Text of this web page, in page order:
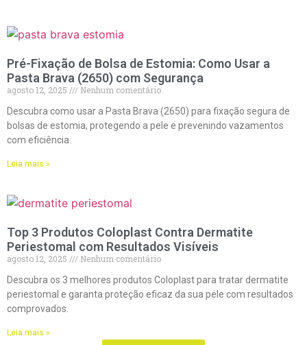
Pré-Fixação de Bolsa de Estomia: Como Usar a
Pasta Brava (2650) com Segurança
agosto 12, 2025
Nenhum comentário
Descubra como usar a Pasta Brava (2650) para fixação segura de
bolsas de estomia, protegendo a pele e prevenindo vazamentos
com eficiência.
Leia mais »
Top 3 Produtos Coloplast Contra Dermatite
Periestomal com Resultados Visíveis
agosto 12, 2025
Nenhum comentário
Descubra os 3 melhores produtos Coloplast para tratar dermatite
periestomal e garanta proteção eficaz da sua pele com resultados
comprovados.
Leia mais »